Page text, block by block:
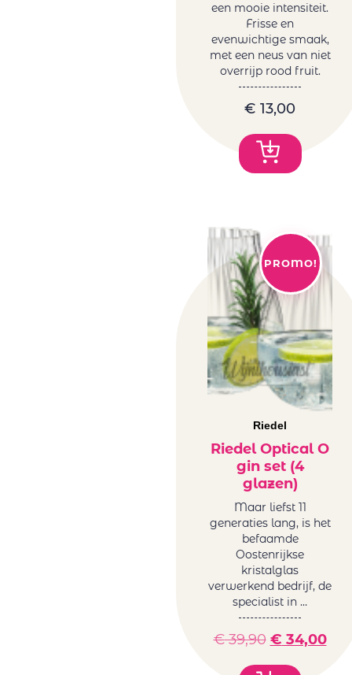
een mooie intensiteit.
Frisse en
evenwichtige smaak,
met een neus van niet
overrijp rood fruit.
€ 13,00
PROMO!
Riedel
Riedel Optical O
gin set (4
glazen)
Maar liefst 11
generaties lang, is het
befaamde
Oostenrijkse
kristalglas
verwerkend bedrijf, de
specialist in …
€39,90 € 34,00